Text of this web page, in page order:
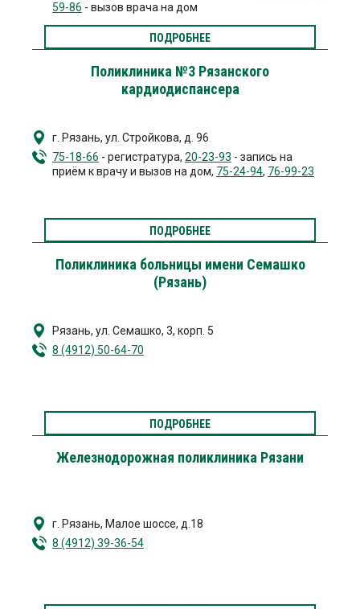
59-86 - вызов врача на дом
ПОДРОБНЕЕ
Поликлиника №3 Рязанского
кардиодиспансера
г. Рязань, ул. Стройкова, д. 96
75-18-66 - регистратура, 20-23-93 - запись на
приём к врачу и вызов на дом, 75-24-94, 76-99-23
ПОДРОБНЕЕ
Поликлиника больницы имени Семашко
(Рязань)
Рязань, ул. Семашко, 3, корп. 5
8 (4912) 50-64-70
ПОДРОБНЕЕ
Железнодорожная поликлиника Рязани
г. Рязань, Малое шоссе, д.18
8 (4912) 39-36-54